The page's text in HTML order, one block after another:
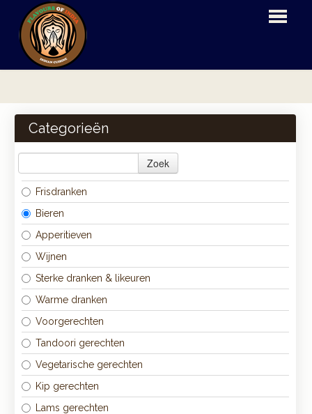
BESTELLEN
MENU
LOGIN
CONTACT
Categorieën
Zoek
Frisdranken
Bieren
Apperitieven
Wijnen
Sterke dranken & likeuren
Warme dranken
Voorgerechten
Tandoori gerechten
Vegetarische gerechten
Kip gerechten
Lams gerechten